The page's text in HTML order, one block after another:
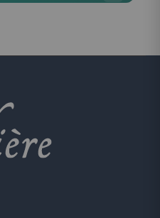
d??uvre de la littérature